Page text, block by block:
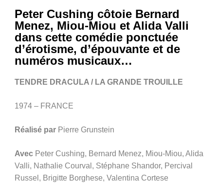
Peter Cushing côtoie Bernard
Menez, Miou-Miou et Alida Valli
dans cette comédie ponctuée
d’érotisme, d’épouvante et de
numéros musicaux…
TENDRE DRACULA / LA GRANDE TROUILLE
1974 – FRANCE
Réalisé par Pierre Grunstein
Avec Peter Cushing, Bernard Menez, Miou-Miou, Alida
Valli, Nathalie Courval, Stéphane Shandor, Percival
Russel, Brigitte Borghese, Valentina Cortese